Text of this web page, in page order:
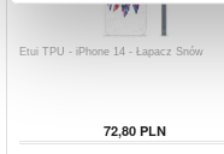
Etui TPU - iPhone 14 - Łapacz Snów
72,80 PLN